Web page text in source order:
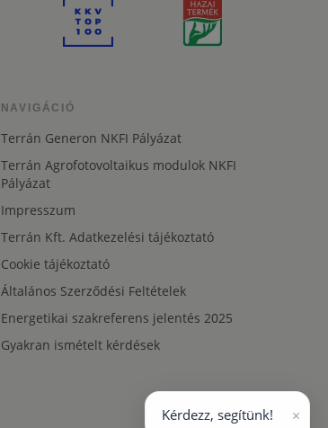
NAVIGÁCIÓ
Terrán Generon NKFI Pályázat
Terrán Agrofotovoltaikus modulok NKFI
Pályázat
Impresszum
Terrán Kft. Adatkezelési tájékoztató
Cookie tájékoztató
Általános Szerződési Feltételek
Energetikai szakreferens jelentés 2025
Gyakran ismételt kérdések
Kérdezz, segítünk! ×